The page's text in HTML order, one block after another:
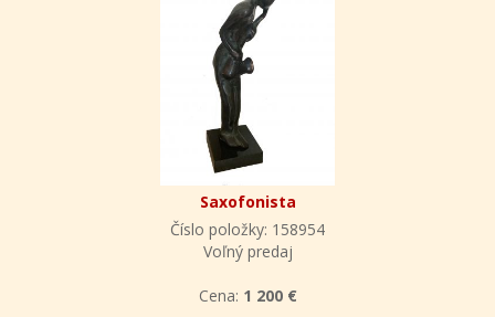
Saxofonista
Číslo položky: 158954
Voľný predaj
Cena: 1 200 €